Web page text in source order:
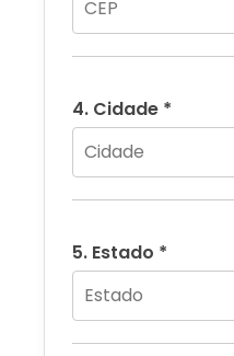
4. Cidade *
5. Estado *